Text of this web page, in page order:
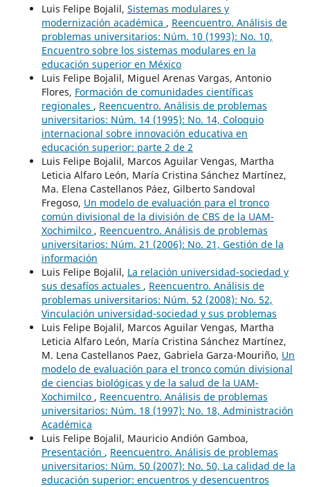
Luis Felipe Bojalil, Sistemas modulares y
modernización académica , Reencuentro. Análisis de
problemas universitarios: Núm. 10 (1993): No. 10,
Encuentro sobre los sistemas modulares en la
educación superior en México
Luis Felipe Bojalil, Miguel Arenas Vargas, Antonio
Flores, Formación de comunidades científicas
regionales , Reencuentro. Análisis de problemas
universitarios: Núm. 14 (1995): No. 14, Coloquio
internacional sobre innovación educativa en
educación superior: parte 2 de 2
Luis Felipe Bojalil, Marcos Aguilar Vengas, Martha
Leticia Alfaro León, María Cristina Sánchez Martínez,
Ma. Elena Castellanos Páez, Gilberto Sandoval
Fregoso, Un modelo de evaluación para el tronco
común divisional de la división de CBS de la UAM-
Xochimilco , Reencuentro. Análisis de problemas
universitarios: Núm. 21 (2006): No. 21, Gestión de la
información
Luis Felipe Bojalil, La relación universidad-sociedad y
sus desafíos actuales , Reencuentro. Análisis de
problemas universitarios: Núm. 52 (2008): No. 52,
Vinculación universidad-sociedad y sus problemas
Luis Felipe Bojalil, Marcos Aguilar Vengas, Martha
Leticia Alfaro León, María Cristina Sánchez Martínez,
M. Lena Castellanos Paez, Gabriela Garza-Mouriño, Un
modelo de evaluación para el tronco común divisional
de ciencias biológicas y de la salud de la UAM-
Xochimilco , Reencuentro. Análisis de problemas
universitarios: Núm. 18 (1997): No. 18, Administración
Académica
Luis Felipe Bojalil, Mauricio Andión Gamboa,
Presentación , Reencuentro. Análisis de problemas
universitarios: Núm. 50 (2007): No. 50, La calidad de la
educación superior: encuentros y desencuentros